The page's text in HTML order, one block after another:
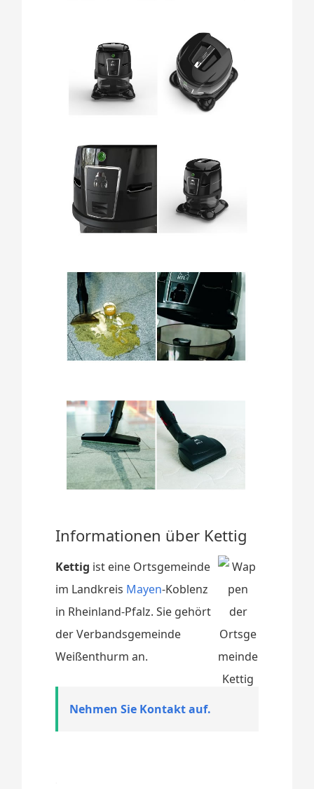
Informationen über Kettig
Kettig ist eine Ortsgemeinde
im Landkreis Mayen-Koblenz
in Rheinland-Pfalz. Sie gehört
der Verbandsgemeinde
Weißenthurm an.
Nehmen Sie Kontakt auf.